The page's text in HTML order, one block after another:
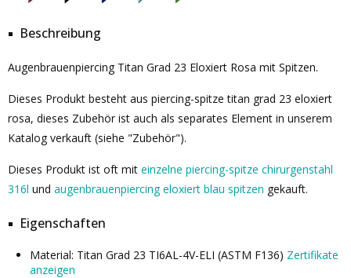
Beschreibung
Augenbrauenpiercing Titan Grad 23 Eloxiert Rosa mit Spitzen.
Dieses Produkt besteht aus piercing-spitze titan grad 23 eloxiert
rosa, dieses Zubehör ist auch als separates Element in unserem
Katalog verkauft (siehe "Zubehör").
Dieses Produkt ist oft mit einzelne piercing-spitze chirurgenstahl
316l und augenbrauenpiercing eloxiert blau spitzen gekauft.
Eigenschaften
Material: Titan Grad 23 TI6AL-4V-ELI (ASTM F136) Zertifikate
anzeigen